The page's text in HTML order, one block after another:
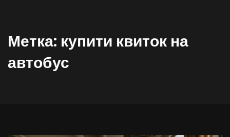
Метка: купити квиток на
автобус